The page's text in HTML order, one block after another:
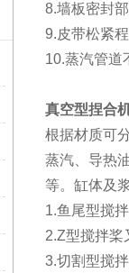
8.墙板密封
9.皮带松紧
10.蒸汽管道
真空型捏合
根据材质可
蒸汽、导热
等。缸体及
1.鱼尾型搅
2.Z型搅拌桨
3.切割型搅